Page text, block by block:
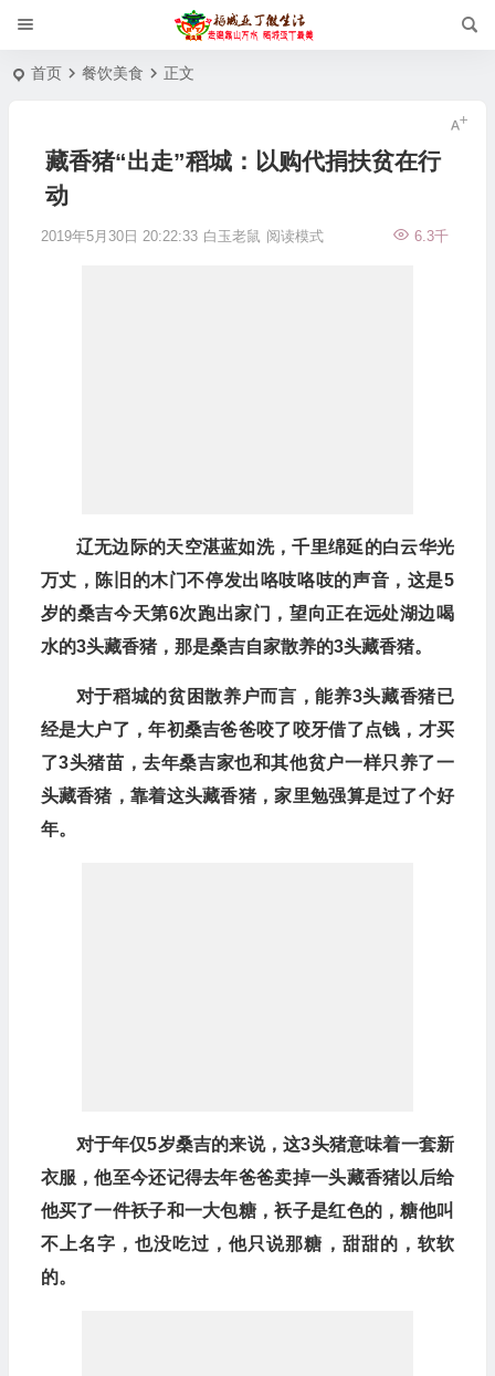
首页 餐饮美食 正文
藏香猪“出走”稻城：以购代捐扶贫在行
动
2019年5月30日 20:22:33 白玉老鼠 6.3千
阅读模式
辽无边际的天空湛蓝如洗，千里绵延的白云华光
万丈，陈旧的木门不停发出咯吱咯吱的声音，这是5
岁的桑吉今天第6次跑出家门，望向正在远处湖边喝
水的3头藏香猪，那是桑吉自家散养的3头藏香猪。
对于稻城的贫困散养户而言，能养3头藏香猪已
经是大户了，年初桑吉爸爸咬了咬牙借了点钱，才买
了3头猪苗，去年桑吉家也和其他贫户一样只养了一
头藏香猪，靠着这头藏香猪，家里勉强算是过了个好
年。
对于年仅5岁桑吉的来说，这3头猪意味着一套新
衣服，他至今还记得去年爸爸卖掉一头藏香猪以后给
他买了一件袄子和一大包糖，袄子是红色的，糖他叫
不上名字，也没吃过，他只说那糖，甜甜的，软软
的。